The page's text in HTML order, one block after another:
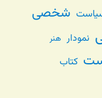
شخصی
نمودار هنر
کتاب